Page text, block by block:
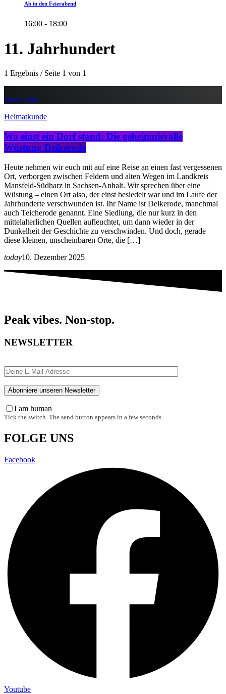
Ab in den Feierabend
16:00 - 18:00
11. Jahrhundert
1 Ergebnis / Seite 1 von 1
insert_link
Heimatkunde
Wo einst ein Dorf stand: Die geheimnisvolle
Wüstung Deikerode
Heute nehmen wir euch mit auf eine Reise an einen fast vergessenen
Ort, verborgen zwischen Feldern und alten Wegen im Landkreis
Mansfeld-Südharz in Sachsen-Anhalt. Wir sprechen über eine
Wüstung – einen Ort also, der einst besiedelt war und im Laufe der
Jahrhunderte verschwunden ist. Ihr Name ist Deikerode, manchmal
auch Teicherode genannt. Eine Siedlung, die nur kurz in den
mittelalterlichen Quellen aufleuchtet, um dann wieder in der
Dunkelheit der Geschichte zu verschwinden. Und doch, gerade
diese kleinen, unscheinbaren Orte, die […]
today10. Dezember 2025
Peak vibes. Non-stop.
NEWSLETTER
I am human
Tick the switch. The send button appears in a few seconds.
FOLGE UNS
Facebook
Youtube